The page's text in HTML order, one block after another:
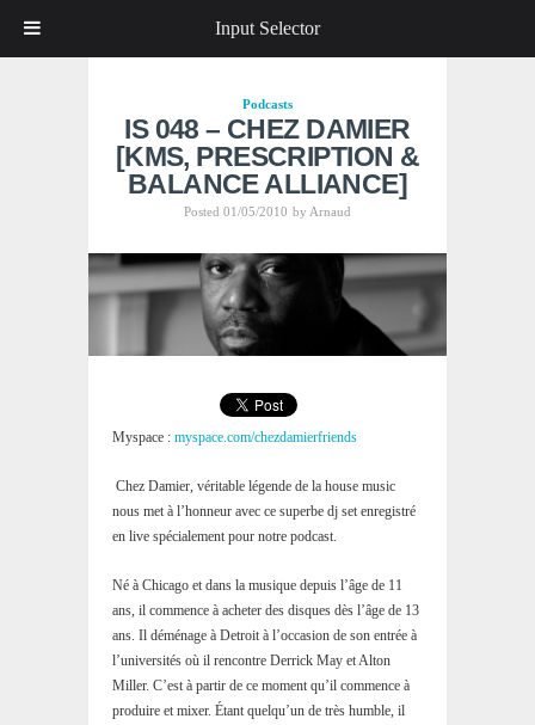
Podcasts
IS 048 – CHEZ DAMIER
[KMS, PRESCRIPTION &
BALANCE ALLIANCE]
Posted 01/05/2010 by Arnaud
Myspace : myspace.com/chezdamierfriends
Chez Damier, véritable légende de la house music
nous met à l’honneur avec ce superbe dj set enregistré
en live spécialement pour notre podcast.
Né à Chicago et dans la musique depuis l’âge de 11
ans, il commence à acheter des disques dès l’âge de 13
ans. Il déménage à Detroit à l’occasion de son entrée à
l’universités où il rencontre Derrick May et Alton
Miller. C’est à partir de ce moment qu’il commence à
produire et mixer. Étant quelqu’un de très humble, il
Input Selector